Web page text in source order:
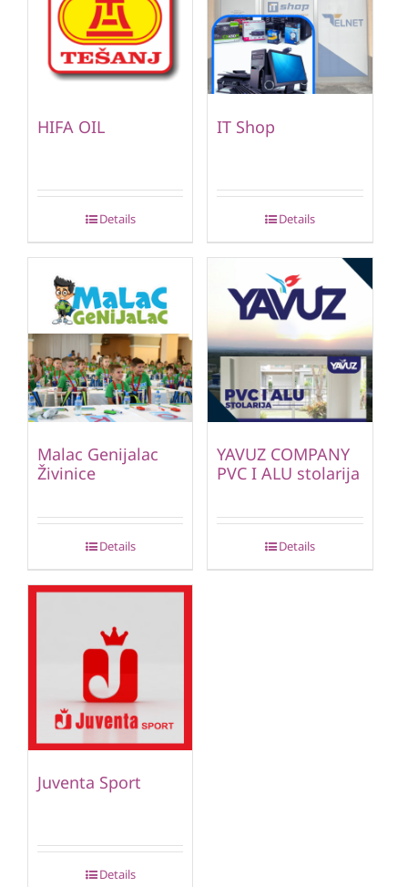
HIFA OIL
Details
IT Shop
Details
Malac Genijalac
Živinice
Details
YAVUZ COMPANY
PVC I ALU stolarija
Details
Juventa Sport
Details